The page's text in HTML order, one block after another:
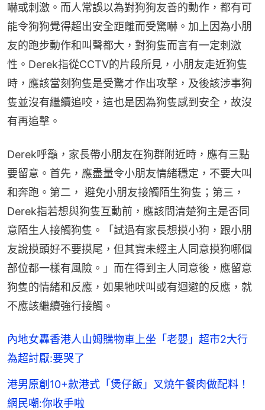
嚇或刺激。而人常誤以為對狗狗友善的動作，都有可
能令狗狗覺得超出安全距離而受驚嚇。加上因為小朋
友的跑步動作和叫聲都大，對狗隻而言有一定刺激
性。Derek指從CCTV的片段所見，小朋友走近狗隻
時，應該當刻狗隻是受驚才作出攻擊，及後該涉事狗
隻並沒有繼續追咬，這也是因為狗隻感到安全，故沒
有再追擊。
Derek呼籲，家長帶小朋友在狗群附近時，應有三點
要留意。首先，應盡量令小朋友情緒穩定，不要大叫
和奔跑。第二， 避免小朋友接觸陌生狗隻；第三，
Derek指若想與狗隻互動前，應該問清楚狗主是否同
意陌生人接觸狗隻。「試過有家長想摸小狗，跟小朋
友說摸頭好不要摸尾，但其實未經主人同意摸狗哪個
部位都一樣有風險。」而在得到主人同意後，應留意
狗隻的情緒和反應，如果牠吠叫或有迴避的反應，就
不應該繼續強行接觸。
內地女轟香港人山姆購物車上坐「老嬰」超市2大行
為超討厭:要哭了
港男原創10+款港式「煲仔飯」叉燒午餐肉做配料！
網民嘲:你收手啦